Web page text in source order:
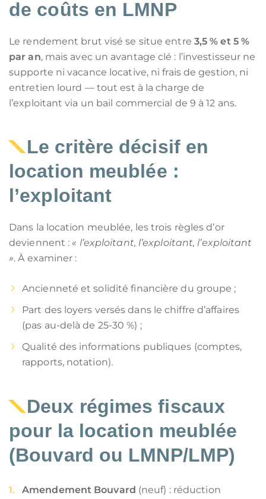
de coûts en LMNP
Le rendement brut visé se situe entre 3,5 % et 5 %
par an, mais avec un avantage clé : l’investisseur ne
supporte ni vacance locative, ni frais de gestion, ni
entretien lourd — tout est à la charge de
l’exploitant via un bail commercial de 9 à 12 ans.
Le critère décisif en
location meublée :
l’exploitant
Dans la location meublée, les trois règles d’or
deviennent : « l’exploitant, l’exploitant, l’exploitant
». À examiner :
Ancienneté et solidité financière du groupe ;
Part des loyers versés dans le chiffre d’affaires
(pas au-delà de 25-30 %) ;
Qualité des informations publiques (comptes,
rapports, notation).
Deux régimes fiscaux
pour la location meublée
(Bouvard ou LMNP/LMP)
Amendement Bouvard (neuf) : réduction